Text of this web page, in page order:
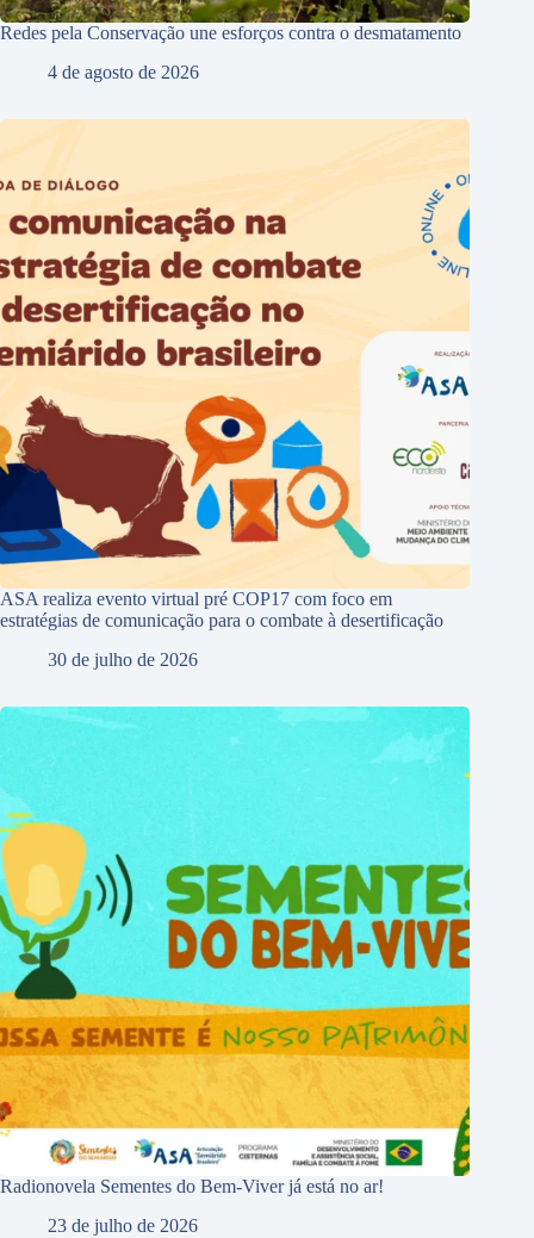
Redes pela Conservação une esforços contra o desmatamento
4 de agosto de 2026
ASA realiza evento virtual pré COP17 com foco em
estratégias de comunicação para o combate à desertificação
30 de julho de 2026
Radionovela Sementes do Bem-Viver já está no ar!
23 de julho de 2026